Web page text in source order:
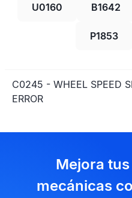
U0160 B1642
P1853
C0245 - WHEEL SPEED
ERROR
Mejora
mecánicas